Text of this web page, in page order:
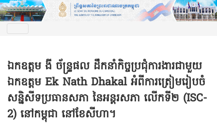
ឯកឧត្តម ងី ច័ន្ទ្រផល ដឹកនាំកិច្ចប្រជុំការងារជាមួយ
ឯកឧត្តម Ek Nath Dhakal អំពីការត្រៀមរៀបចំ
សន្និសីទប្រធានសភា នៃអន្តរសភា លើកទី២ (ISC-
2) នៅកម្ពុជា នៅខែសីហា។